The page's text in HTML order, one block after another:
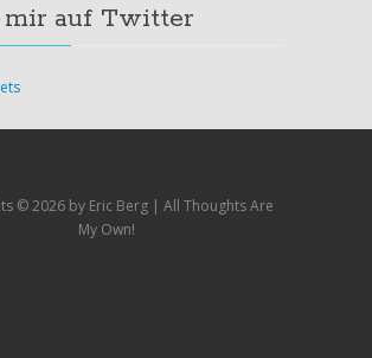
mir auf Twitter
©2026 by Eric Berg | All Thoughts Are
My Own!